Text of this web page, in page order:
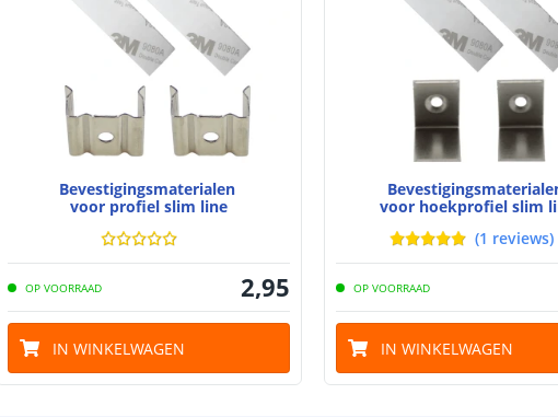
Bevestigingsmaterialen
voor profiel slim line
OP VOORRAAD 2,95
IN WINKELWAGEN
voor hoekprofiel slim
(1 reviews)
OP VOORRAAD
IN WINKELWAGEN